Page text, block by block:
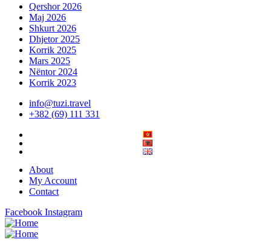
Qershor 2026
Maj 2026
Shkurt 2026
Dhjetor 2025
Korrik 2025
Mars 2025
Nëntor 2024
Korrik 2023
info@tuzi.travel
+382 (69) 111 331
About
My Account
Contact
Facebook Instagram